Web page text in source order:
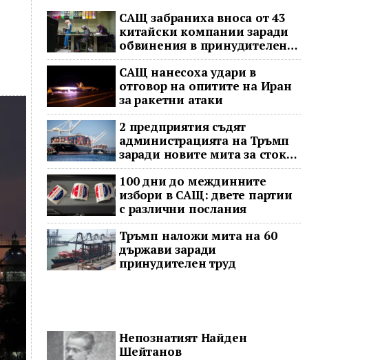
САЩ забраниха вноса от 43
китайски компании заради
обвинения в принудителен
труд
САЩ нанесоха удари в
отговор на опитите на Иран
за ракетни атаки
2 предприятия съдят
администрацията на Тръмп
заради новите мита за стоки
с принудителен труд
100 дни до междинните
избори в САЩ: двете партии
с различни послания
Тръмп наложи мита на 60
държави заради
принудителен труд
Непознатият Найден
Шейтанов